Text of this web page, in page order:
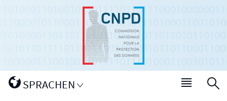
Sprache
wechselnSPRACHEN
Haupt-